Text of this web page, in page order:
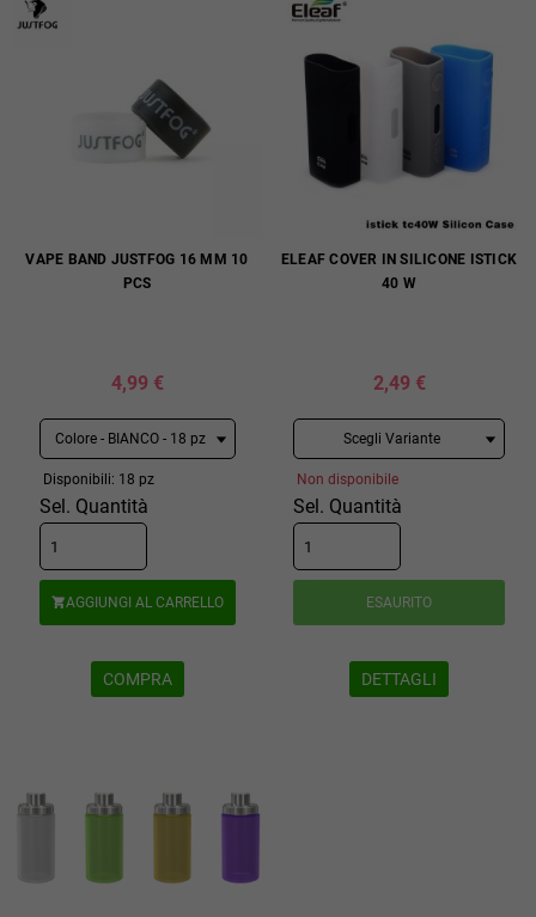
VAPE BAND JUSTFOG 16 MM 10
PCS
4,99 €
Disponibili: 18 pz
Sel. Quantità
AGGIUNGI AL CARRELLO
COMPRA
ELEAF COVER IN SILICONE ISTICK
40 W
2,49 €
Non disponibile
Sel. Quantità
ESAURITO
DETTAGLI